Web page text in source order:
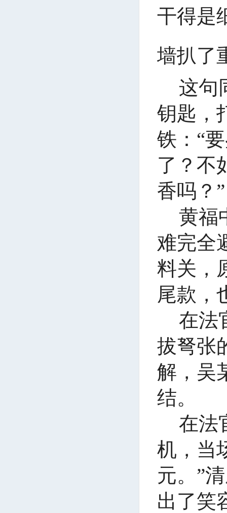
干得是
墙扒了
这句
钥匙，
铁： “
了？不
香吗？”
黄福
难完全
料关，
尾款，
在法
拔弩张
解，吴
结。
在法
机，当
元。”
出了笑